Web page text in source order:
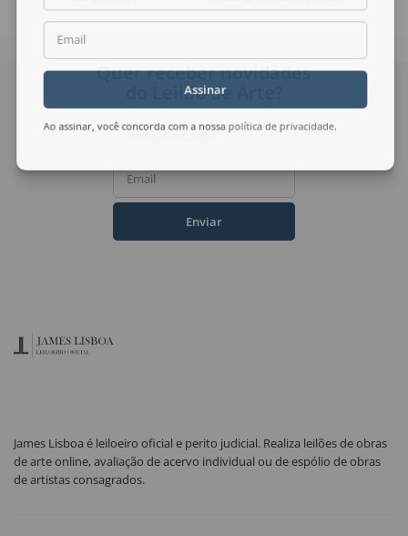
Email
Assinar
Ao assinar, você concorda com a nossa política de privacidade.
Quer receber novidades
do Leilão de Arte?
Nome Completo
Email
Enviar
James Lisboa é leiloeiro oficial e perito judicial. Realiza leilões de obras
de arte online, avaliação de acervo individual ou de espólio de obras
de artistas consagrados.